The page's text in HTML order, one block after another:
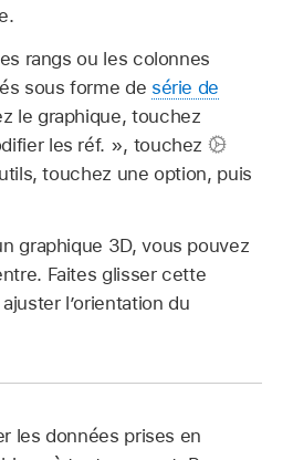
rangs ou les colonnes
sous forme de série de
le graphique, touchez
les réf. », touchez
touchez une option, puis
graphique 3D, vous pouvez
Faites glisser cette
l’orientation du
les données prises en